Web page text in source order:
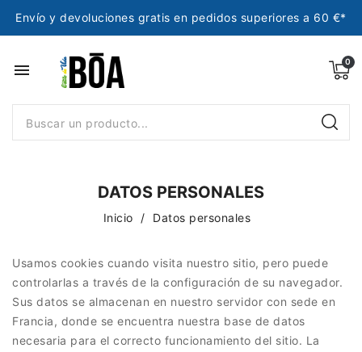
Envío y devoluciones gratis en pedidos superiores a 60 €*
menu
DATOS PERSONALES
Inicio Datos personales
Usamos cookies cuando visita nuestro sitio, pero puede
controlarlas a través de la configuración de su navegador.
Sus datos se almacenan en nuestro servidor con sede en
Francia, donde se encuentra nuestra base de datos
necesaria para el correcto funcionamiento del sitio. La